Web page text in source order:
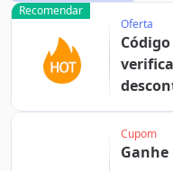
Recomendar
Oferta
Cupom
Ganhe